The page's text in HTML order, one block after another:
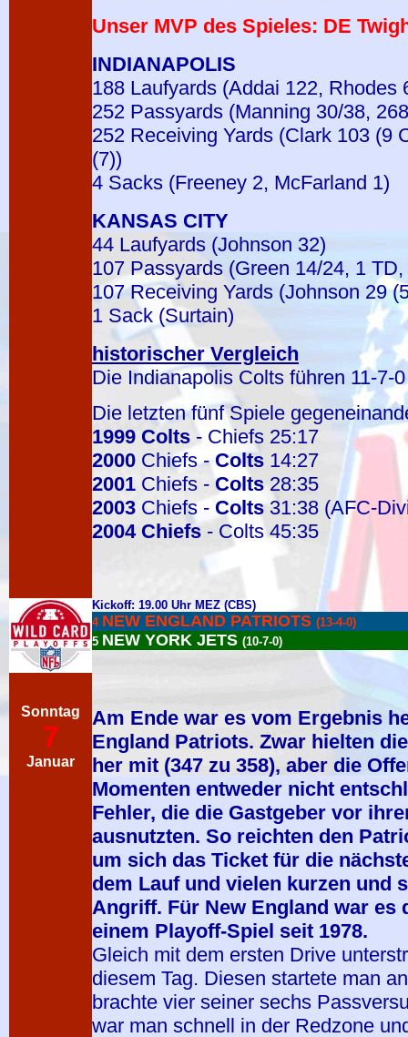
Unser MVP des Spieles: DE
INDIANAPOLIS
188 Laufyards (Addai 122, Rhodes
252 Passyards (Manning 30/38,
252 Receiving Yards (Clark 103 (9
(7))
4 Sacks (Freeney 2, McFarland 1)
KANSAS CITY
44 Laufyards (Johnson 32)
107 Passyards (Green 14/24, 1
107 Receiving Yards (Johnson 29
1 Sack (Surtain)
historischer Vergleich
Die Indianapolis Colts führen 11-7-
Die letzten fünf Spiele
1999 Colts - Chiefs 25:17
2000 Chiefs -Colts 14:27
2001 Chiefs - Colts 28:35
2003 Chiefs - Colts31:38 (AFC-
2004 Chiefs - Colts 45:35
Sonntag
7
Januar
Kickoff: 19.00 Uhr MEZ (CBS)
4 NEW ENGLAND PATRIOTS (13-4-0)
5 NEW YORK JETS (10-7-0)
Am Ende war es vom Ergebnis
England Patriots. Zwar hielten
her mit (347 zu 358), aber die
Momenten entweder nicht
Fehler, die die Gastgeber vor
ausnutzten. So reichten den
um sich das Ticket für die
dem Lauf und vielen kurzen und
Angriff. Für New England war es
einem Playoff-Spiel seit 1978.
Gleich mit dem ersten Drive
diesem Tag. Diesen startete man
brachte vier seiner sechs
war man schnell in der Redzone